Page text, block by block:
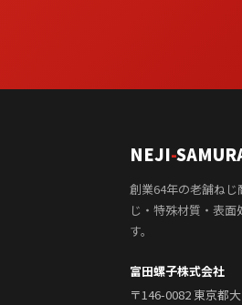
NEJI-
創業64年の老舗ね
じ・特殊材質・表
す。
富田螺子株式会社
〒146-0082 東京都